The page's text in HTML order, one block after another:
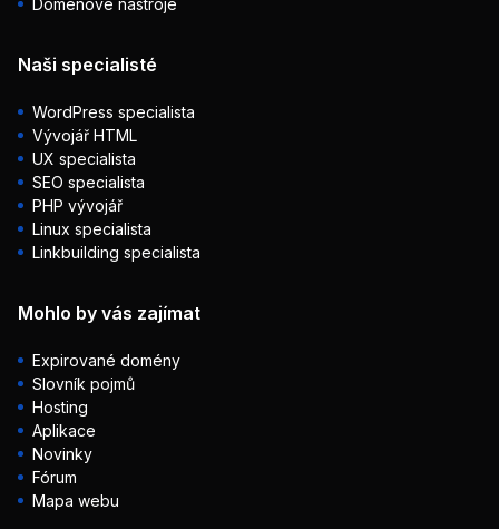
Doménové nástroje
Naši specialisté
WordPress specialista
Vývojář HTML
UX specialista
SEO specialista
PHP vývojář
Linux specialista
Linkbuilding specialista
Mohlo by vás zajímat
Expirované domény
Slovník pojmů
Hosting
Aplikace
Novinky
Fórum
Mapa webu